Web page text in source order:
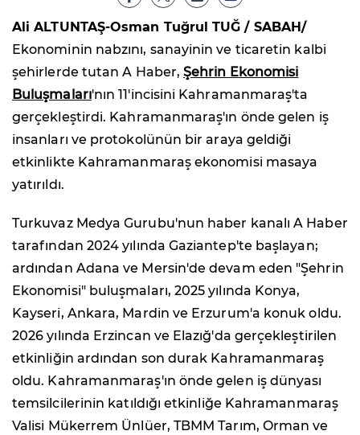
Ali ALTUNTAŞ-Osman Tuğrul TUĞ / SABAH/
Ekonominin nabzını, sanayinin ve ticaretin kalbi
şehirlerde tutan A Haber,Şehrin Ekonomisi
Buluşmaları'nın 11'incisini Kahramanmaraş'ta
gerçekleştirdi. Kahramanmaraş'ın önde gelen iş
insanları ve protokolünün bir araya geldiği
etkinlikte Kahramanmaraş ekonomisi masaya
yatırıldı.
Turkuvaz Medya Gurubu'nun haber kanalı A Haber
tarafından 2024 yılında Gaziantep'te başlayan;
ardından Adana ve Mersin'de devam eden "Şehrin
Ekonomisi" buluşmaları, 2025 yılında Konya,
Kayseri, Ankara, Mardin ve Erzurum'a konuk oldu.
2026 yılında Erzincan ve Elazığ'da gerçekleştirilen
etkinliğin ardından son durak Kahramanmaraş
oldu. Kahramanmaraş'ın önde gelen iş dünyası
temsilcilerinin katıldığı etkinliğe Kahramanmaraş
Valisi Mükerrem Ünlüer, TBMM Tarım, Orman ve